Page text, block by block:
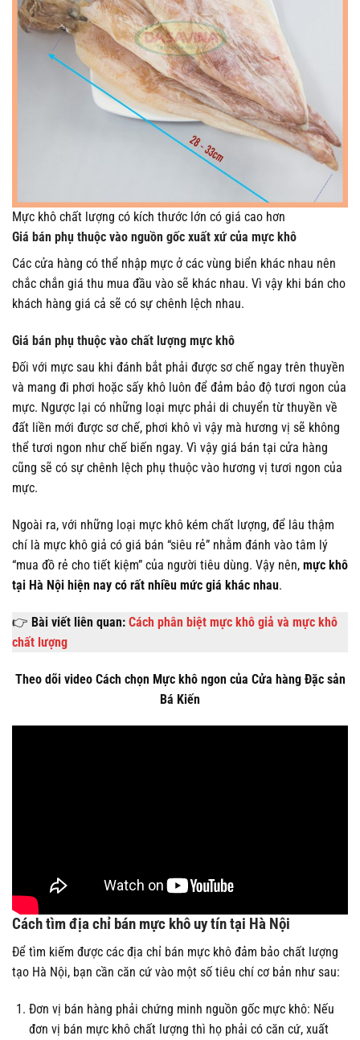
Mực khô chất lượng có kích thước lớn có giá cao hơn
Giá bán phụ thuộc vào nguồn gốc xuất xứ của mực khô
Các cửa hàng có thể nhập mực ở các vùng biển khác nhau nên
chắc chắn giá thu mua đầu vào sẽ khác nhau. Vì vậy khi bán cho
khách hàng giá cả sẽ có sự chênh lệch nhau.
Giá bán phụ thuộc vào chất lượng mực khô
Đối với mực sau khi đánh bắt phải được sơ chế ngay trên thuyền
và mang đi phơi hoặc sấy khô luôn để đảm bảo độ tươi ngon của
mực. Ngược lại có những loại mực phải di chuyển từ thuyền về
đất liền mới được sơ chế, phơi khô vì vậy mà hương vị sẽ không
thể tươi ngon như chế biến ngay. Vì vậy giá bán tại cửa hàng
cũng sẽ có sự chênh lệch phụ thuộc vào hương vị tươi ngon của
mực.
Ngoài ra, với những loại mực khô kém chất lượng, để lâu thậm
chí là mực khô giả có giá bán “siêu rẻ” nhằm đánh vào tâm lý
“mua đồ rẻ cho tiết kiệm” của người tiêu dùng. Vậy nên, mực khô
tại Hà Nội hiện nay có rất nhiều mức giá khác nhau.
👉 Bài viết liên quan: Cách phân biệt mực khô giả và mực khô
chất lượng
Theo dõi video Cách chọn Mực khô ngon của Cửa hàng Đặc sản
Bá Kiến
Cách tìm địa chỉ bán mực khô uy tín tại Hà Nội
Để tìm kiếm được các địa chỉ bán mực khô đảm bảo chất lượng
tạo Hà Nội, bạn cần căn cứ vào một số tiêu chí cơ bản như sau:
Đơn vị bán hàng phải chứng minh nguồn gốc mực khô: Nếu
đơn vị bán mực khô chất lượng thì họ phải có căn cứ, xuất